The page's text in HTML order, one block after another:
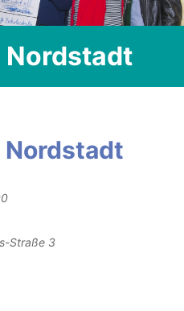
Nordstadt
Nordstadt
Straße 3